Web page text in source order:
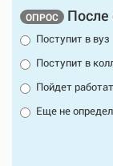
ОПРОС
Поступит в вуз
Поступит в
Пойдет
Еще не